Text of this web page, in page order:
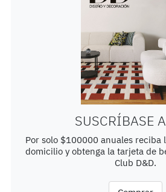
SUSCRÍBASE
Por solo $100000 anuales reciba
domicilio y obtenga la tarjeta de
Club D&D.